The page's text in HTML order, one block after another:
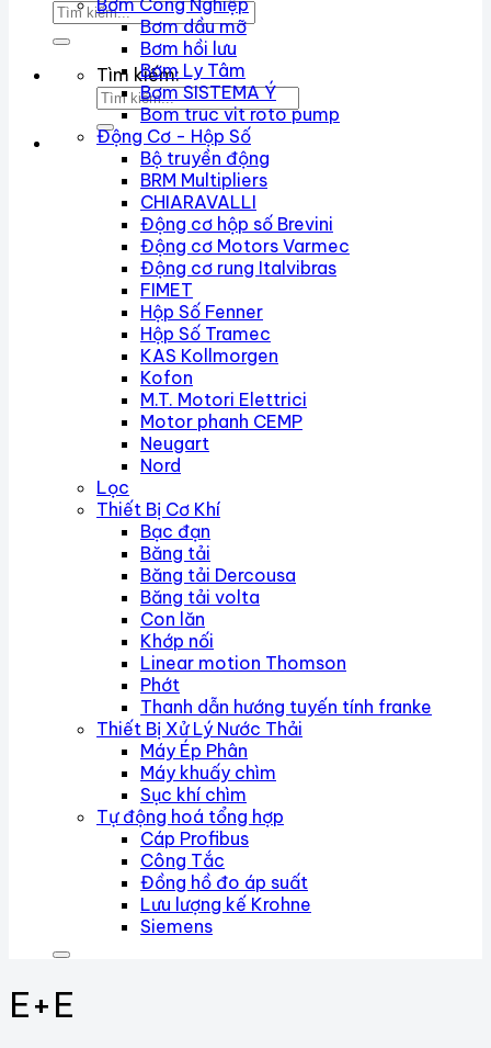
Tìm kiếm:
Bơm Công Nghiệp
Bơm dầu mỡ
Bơm hồi lưu
Bơm Ly Tâm
Bơm SISTEMA Ý
Bom truc vit roto pump
Động Cơ - Hộp Số
Bộ truyền động
BRM Multipliers
CHIARAVALLI
Động cơ hộp số Brevini
Động cơ Motors Varmec
Động cơ rung Italvibras
FIMET
Hộp Số Fenner
Hộp Số Tramec
KAS Kollmorgen
Kofon
M.T. Motori Elettrici
Motor phanh CEMP
Neugart
Nord
Lọc
Thiết Bị Cơ Khí
Bạc đạn
Băng tải
Băng tải Dercousa
Băng tải volta
Con lăn
Khớp nối
Linear motion Thomson
Phớt
Thanh dẫn hướng tuyến tính franke
Thiết Bị Xử Lý Nước Thải
Máy Ép Phân
Máy khuấy chìm
Sục khí chìm
Tự động hoá tổng hợp
Cáp Profibus
Công Tắc
Đồng hồ đo áp suất
Lưu lượng kế Krohne
Siemens
E+E